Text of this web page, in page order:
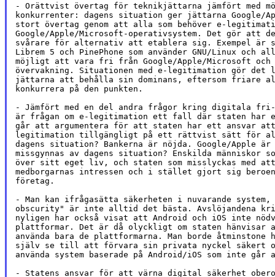
- Orättvist övertag för teknikjättarna jämfört med
konkurrenter: dagens situation ger jättarna Google/
stort övertag genom att alla som behöver e-
Google/Apple/Microsoft-operativsystem. Det gör att
svårare för alternativ att etablera sig. Exempel är
Librem 5 och PinePhone som använder GNU/Linux och
möjligt att vara fri från Google/Apple/Microsoft och
övervakning. Situationen med e-legitimation gör
jättarna att behålla sin dominans, eftersom friare
konkurrera på den punkten.
- Jämfört med en del andra frågor kring digitala
är frågan om e-legitimation ett fall där staten
går att argumentera för att staten har ett ansvar
legitimation tillgängligt på ett rättvist sätt för
dagens situation? Bankerna är nöjda. Google/Apple är
missgynnas av dagens situation? Enskilda människor
över sitt eget liv, och staten som misslyckas med att
medborgarnas intressen och i stället gjort sig
företag.
- Man kan ifrågasätta säkerheten i nuvarande
obscurity" är inte alltid det bästa. Avslöjandena kring
nyligen har också visat att Android och iOS inte
plattformar. Det är då olyckligt om staten
använda bara de plattformarna. Man borde
själv se till att förvara sin privata nyckel säkert
använda system baserade på Android/iOS som inte
- Statens ansvar för att värna digital säkerhet